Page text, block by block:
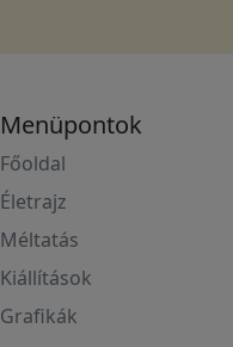
Menüpontok
Főoldal
Életrajz
Méltatás
Kiállítások
Grafikák